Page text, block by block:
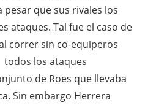
pesar que sus rivales los
ataques. Tal fue el caso de
correr sin co-equiperos
los ataques
de Roes que llevaba
Sin embargo Herrera